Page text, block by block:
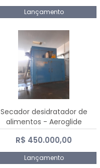
Lançamento
Secador desidratador de
alimentos - Aeroglide
R$ 450.000,00
Lançamento